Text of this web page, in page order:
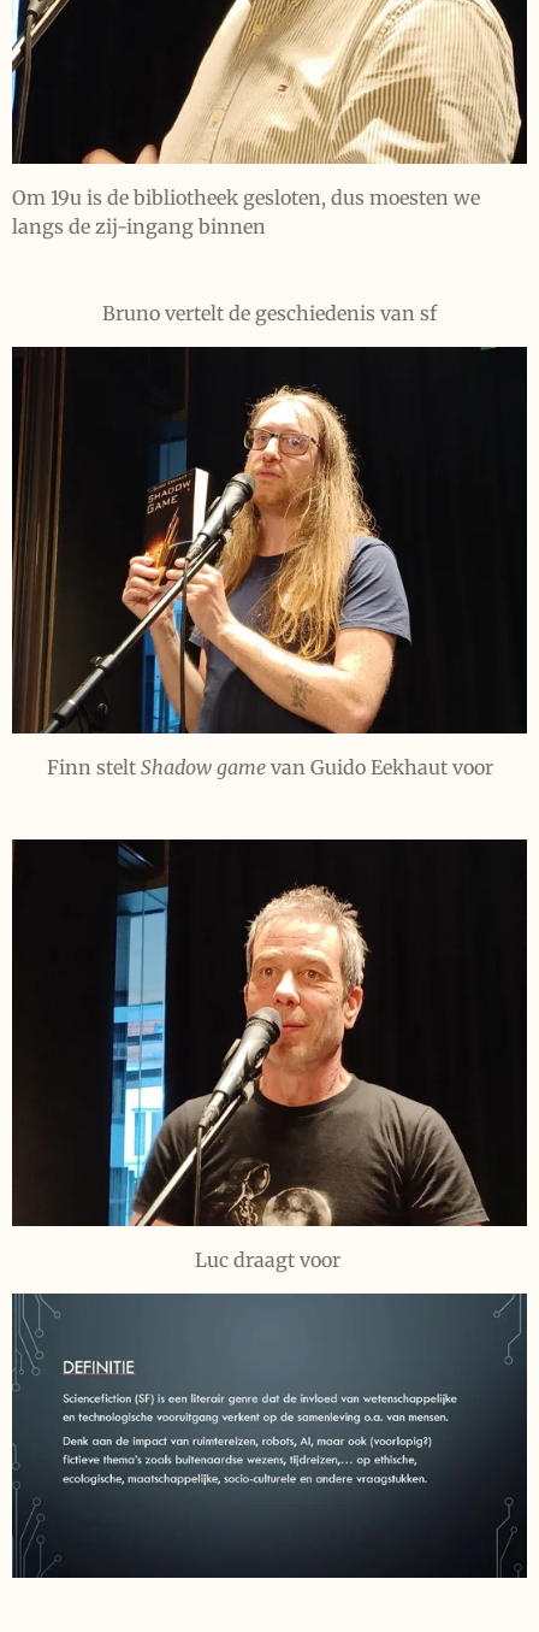
Om 19u is de bibliotheek gesloten, dus moesten we
langs de zij-ingang binnen
Bruno vertelt de geschiedenis van sf
Finn stelt Shadow gamevan Guido Eekhaut voor
Luc draagt voor